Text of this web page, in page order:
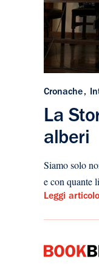
Cronache
La
alberi
Siamo solo
e con quante
Leggi articolo